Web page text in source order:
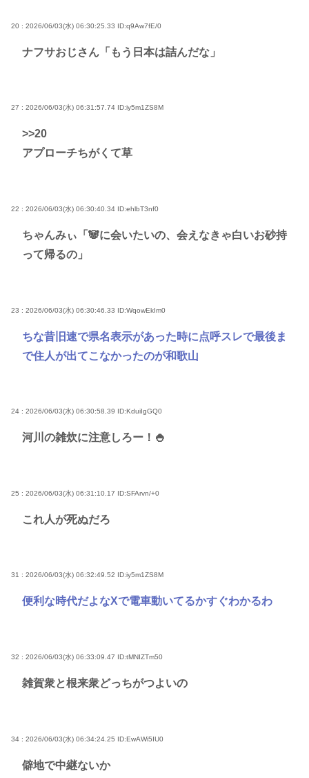
20 : 2026/06/03(水) 06:30:25.33 ID:q9Aw7fE/0
ナフサおじさん「もう日本は詰んだな」
27 : 2026/06/03(水) 06:31:57.74 ID:iy5m1ZS8M
>>20
アプローチちがくて草
22 : 2026/06/03(水) 06:30:40.34 ID:ehlbT3nf0
ちゃんみぃ「🐼に会いたいの、会えなきゃ白いお砂持
って帰るの」
23 : 2026/06/03(水) 06:30:46.33 ID:WqowEkIm0
ちな昔旧速で県名表示があった時に点呼スレで最後ま
で住人が出てこなかったのが和歌山
24 : 2026/06/03(水) 06:30:58.39 ID:KduiIgGQ0
河川の雑炊に注意しろー！🍚
25 : 2026/06/03(水) 06:31:10.17 ID:SFArvn/+0
これ人が死ぬだろ
31 : 2026/06/03(水) 06:32:49.52 ID:iy5m1ZS8M
便利な時代だよなXで電車動いてるかすぐわかるわ
32 : 2026/06/03(水) 06:33:09.47 ID:tMNIZTm50
雑賀衆と根来衆どっちがつよいの
34 : 2026/06/03(水) 06:34:24.25 ID:EwAWi5IU0
僻地で中継ないか